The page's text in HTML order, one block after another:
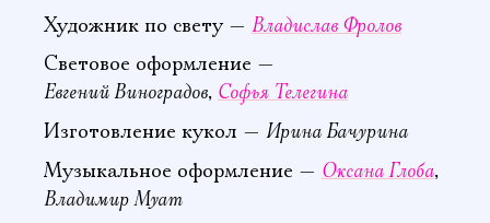
Художник по свету — Владислав Фролов
Световое оформление —
Евгений Виноградов, Софья Телегина
Изготовление кукол — Ирина Бачурина
Музыкальное оформление — Оксана Глоба,
Владимир Муат